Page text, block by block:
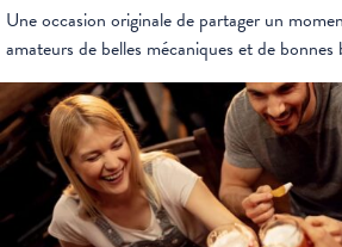
Une occasion originale de partager un
amateurs de belles mécaniques et de bonnes